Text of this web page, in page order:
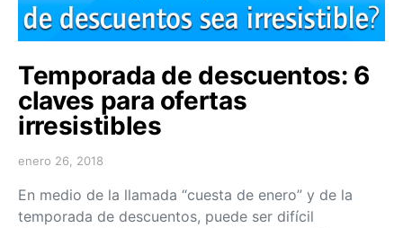
Temporada de descuentos: 6
claves para ofertas
irresistibles
enero 26, 2018
En medio de la llamada “cuesta de enero” y de la
temporada de descuentos, puede ser difícil